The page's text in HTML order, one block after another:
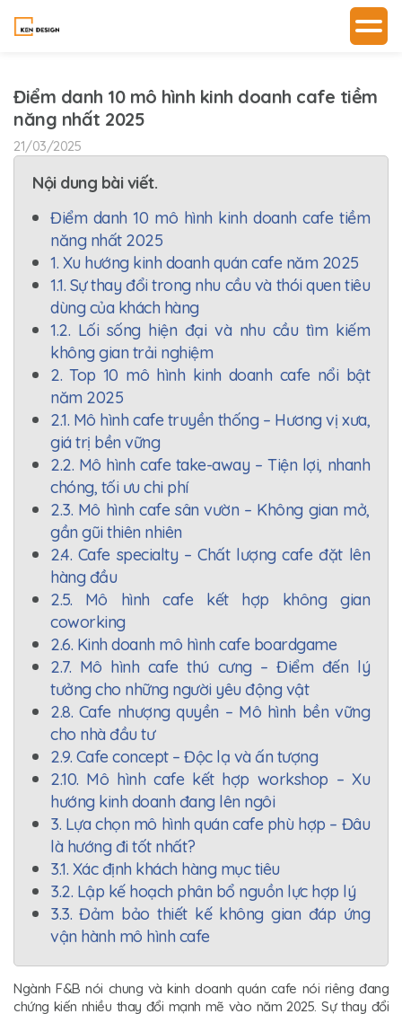
Điểm danh 10 mô hình kinh doanh cafe tiềm
năng nhất 2025
21/03/2025
Nội dung bài viết.
Điểm danh 10 mô hình kinh doanh cafe tiềm
năng nhất 2025
1. Xu hướng kinh doanh quán cafe năm 2025
1.1. Sự thay đổi trong nhu cầu và thói quen tiêu
dùng của khách hàng
1.2. Lối sống hiện đại và nhu cầu tìm kiếm
không gian trải nghiệm
2. Top 10 mô hình kinh doanh cafe nổi bật
năm 2025
2.1. Mô hình cafe truyền thống – Hương vị xưa,
giá trị bền vững
2.2. Mô hình cafe take-away – Tiện lợi, nhanh
chóng, tối ưu chi phí
2.3. Mô hình cafe sân vườn – Không gian mở,
gần gũi thiên nhiên
2.4. Cafe specialty – Chất lượng cafe đặt lên
hàng đầu
2.5. Mô hình cafe kết hợp không gian
coworking
2.6. Kinh doanh mô hình cafe boardgame
2.7. Mô hình cafe thú cưng – Điểm đến lý
tưởng cho những người yêu động vật
2.8. Cafe nhượng quyền – Mô hình bền vững
cho nhà đầu tư
2.9. Cafe concept – Độc lạ và ấn tượng
2.10. Mô hình cafe kết hợp workshop – Xu
hướng kinh doanh đang lên ngôi
3. Lựa chọn mô hình quán cafe phù hợp – Đâu
là hướng đi tốt nhất?
3.1. Xác định khách hàng mục tiêu
3.2. Lập kế hoạch phân bổ nguồn lực hợp lý
3.3. Đảm bảo thiết kế không gian đáp ứng
vận hành mô hình cafe
Ngành F&B nói chung và kinh doanh quán cafe nói riêng đang
chứng kiến nhiều thay đổi mạnh mẽ vào năm 2025. Sự thay đổi